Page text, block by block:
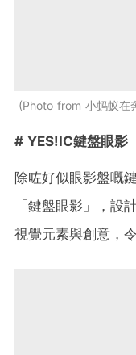
Photo from 小蚂蚁在
# YES!IC鍵盤眼影
除咗好似眼影盤嘅
「鍵盤眼影」，設
視覺元素與創意，